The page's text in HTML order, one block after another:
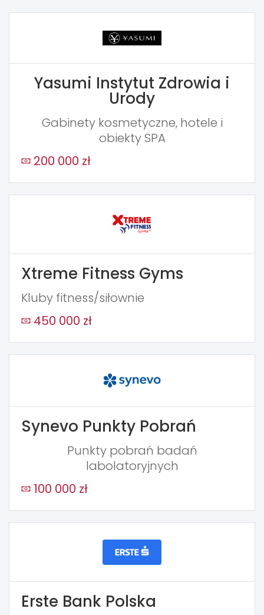
Yasumi Instytut Zdrowia i
Urody
Gabinety kosmetyczne, hotele i
obiekty SPA
200 000 zł
Xtreme Fitness Gyms
Kluby fitness/siłownie
450 000 zł
Synevo Punkty Pobrań
Punkty pobrań badań
labolatoryjnych
100 000 zł
Erste Bank Polska